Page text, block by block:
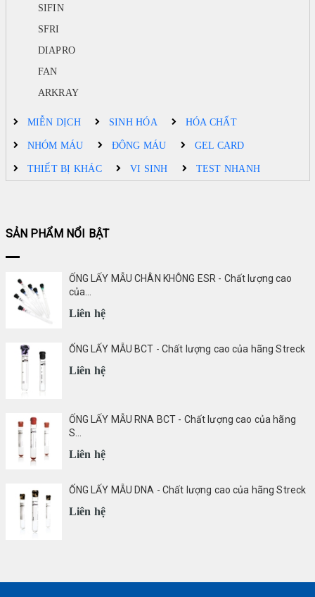
SIFIN
SFRI
DIAPRO
FAN
ARKRAY
MIỄN DỊCH SINH HÓA HÓA CHẤT
NHÓM MÁU ĐÔNG MÁU GEL CARD
THIẾT BỊ KHÁC VI SINH TEST NHANH
SẢN PHẨM NỔI BẬT
ỐNG LẤY MẪU CHÂN KHÔNG ESR - Chất lượng cao
của...
Liên hệ
ỐNG LẤY MẪU BCT - Chất lượng cao của hãng Streck
Liên hệ
ỐNG LẤY MẪU RNA BCT - Chất lượng cao của hãng
S...
Liên hệ
ỐNG LẤY MẪU DNA - Chất lượng cao của hãng Streck
Liên hệ